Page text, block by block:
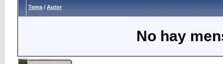
Tema / Autor
No hay